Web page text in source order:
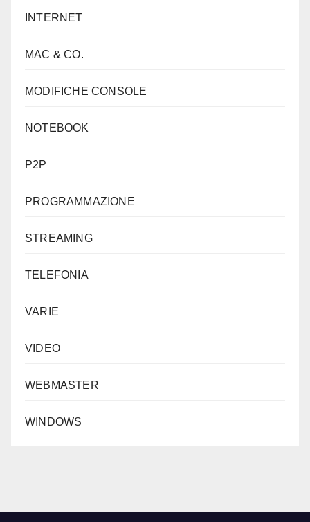
INTERNET
MAC & CO.
MODIFICHE CONSOLE
NOTEBOOK
P2P
PROGRAMMAZIONE
STREAMING
TELEFONIA
VARIE
VIDEO
WEBMASTER
WINDOWS